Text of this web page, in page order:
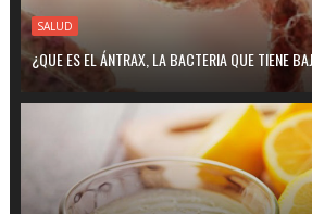
SALUD
¿QUE ES EL ÁNTRAX, LA BACTERIA QUE TIENE